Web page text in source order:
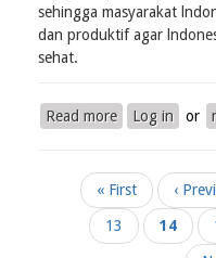
sehingga masyarakat
dan produktif agar
sehat.
Read moreabout
Hari
Kesehatan
Nasional
Log in or
Pagination
First
page
« First
page
‹
Page
13
page
14